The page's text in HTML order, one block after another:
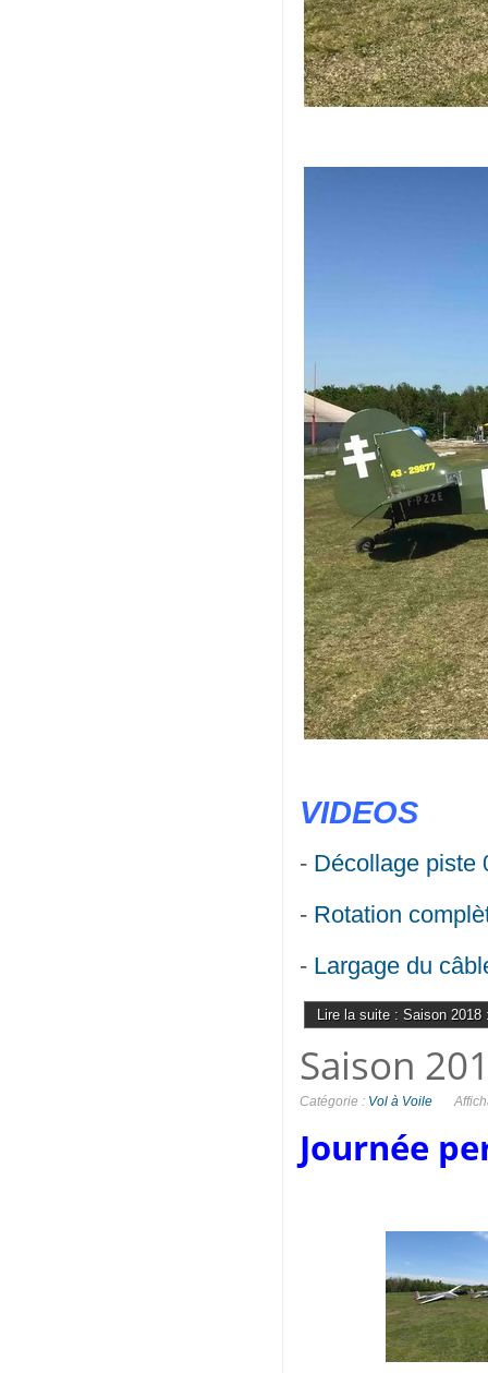
VIDEOS
- Décollage piste
- Rotation
- Largage du
Lire la suite : Saison
Saison
Catégorie : Vol à Voile
Journée